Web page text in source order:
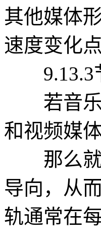
其他媒体
速度变化点
9.13.3
若音乐
和视频媒
那么就
导向，从
轨通常在